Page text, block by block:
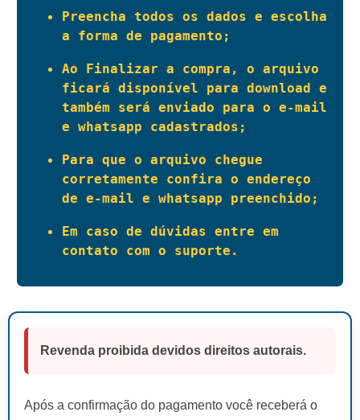
Preencha todos os dados e escolha
a forma de pagamento;
Ao Finalizar a compra, o arquivo
ficará disponível para download e
também será enviado para o e-mail
e whatsapp cadastrados;
Para que o arquivo chegue
corretamente confira o endereço
de e-mail e whatsapp preenchido;
Em caso de dúvidas entre em
contato com o suporte.
Revenda proibida devidos direitos autorais.
Após a confirmação do pagamento você receberá o